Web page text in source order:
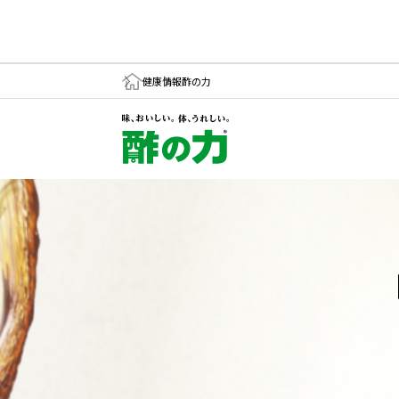
健康情報酢の力